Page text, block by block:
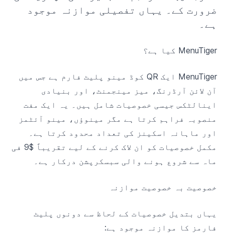
ضرورت کے۔ یہاں تفصیلی موازنہ موجود
ہے۔
MenuTiger کیا ہے؟
MenuTiger ایک QR کوڈ مینو پلیٹ فارم ہے جس میں
آن لائن آرڈرنگ، میز مینجمنٹ، اور بنیادی
اینالٹکس جیسی خصوصیات شامل ہیں۔ یہ ایک مفت
منصوبہ فراہم کرتا ہے مگر مینوؤں، مینو آئٹمز
اور ماہانہ اسکینز کی تعداد محدود کرتا ہے۔
مکمل خصوصیات کو ان لاک کرنے کے لیے تقریباً $9 فی
ماہ سے شروع ہونے والی سبسکرپشن درکار ہے۔
خصوصیت بہ خصوصیت موازنہ
یہاں بتدیل خصوصیات کے لحاظ سے دونوں پلیٹ
فارمز کا موازنہ موجود ہے: